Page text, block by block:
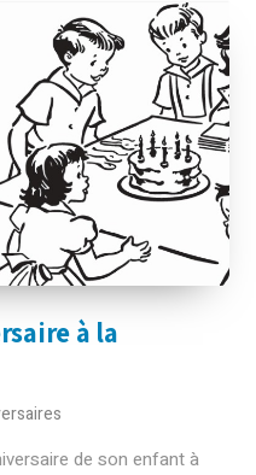
à la
de son enfant à